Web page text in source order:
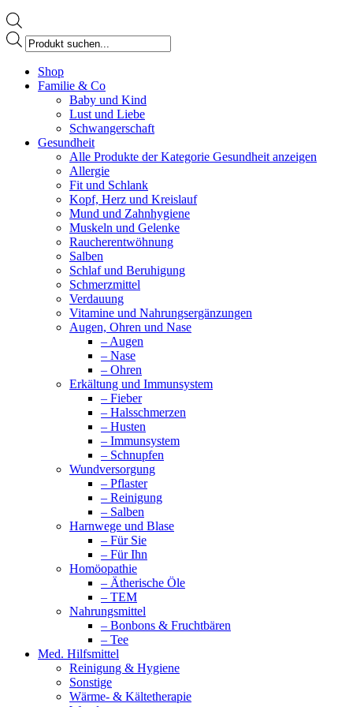
Products
search
page
opens
Shop
Familie & Co
Baby und Kind
Lust und Liebe
Schwangerschaft
Gesundheit
Alle Produkte der Kategorie Gesundheit anzeigen
Allergie
Fit und Schlank
Kopf, Herz und Kreislauf
Mund und Zahnhygiene
Muskeln und Gelenke
Raucherentwöhnung
Salben
Schlaf und Beruhigung
Schmerzmittel
Verdauung
Vitamine und Nahrungsergänzungen
Augen, Ohren und Nase
– Augen
– Nase
– Ohren
Erkältung und Immunsystem
– Fieber
– Halsschmerzen
– Husten
– Immunsystem
– Schnupfen
Wundversorgung
– Pflaster
– Reinigung
– Salben
Harnwege und Blase
– Für Sie
– Für Ihn
Homöopathie
– Ätherische Öle
– TEM
Nahrungsmittel
– Bonbons & Fruchtbären
– Tee
Med. Hilfsmittel
Reinigung & Hygiene
Sonstige
Wärme- & Kältetherapie